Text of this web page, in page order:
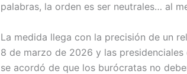
palabras, la orden es ser neutrales… al
La medida llega con la precisión de un
8 de marzo de 2026 y las
se acordó de que los burócratas no